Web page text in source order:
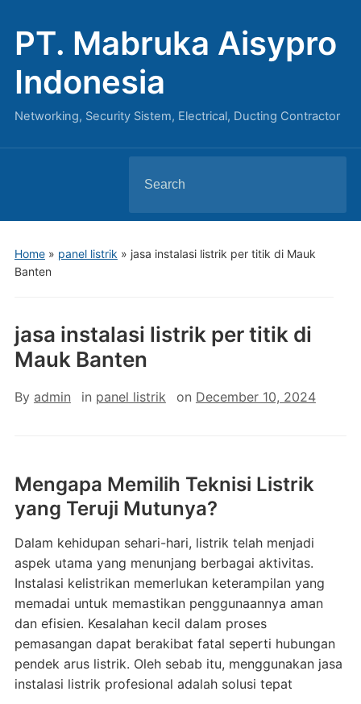
PT. Mabruka Aisypro
Indonesia
Networking, Security Sistem, Electrical, Ducting Contractor
for:
Home» panel listrik » jasa instalasi listrik per titik di Mauk
Banten
jasa instalasi listrik per titik di
Mauk Banten
By admin in panel listrik on December 10, 2024
Mengapa Memilih Teknisi Listrik
yang Teruji Mutunya?
Dalam kehidupan sehari-hari, listrik telah menjadi
aspek utama yang menunjang berbagai aktivitas.
Instalasi kelistrikan memerlukan keterampilan yang
memadai untuk memastikan penggunaannya aman
dan efisien. Kesalahan kecil dalam proses
pemasangan dapat berakibat fatal seperti hubungan
pendek arus listrik. Oleh sebab itu, menggunakan jasa
instalasi listrik profesional adalah solusi tepat